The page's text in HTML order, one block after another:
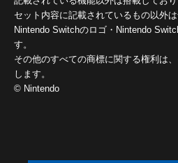
セット内容に記載されているもの以外は
Nintendo Switchのロゴ・Nintendo
す。
その他のすべての商標に関する権利は
します。
© Nintendo